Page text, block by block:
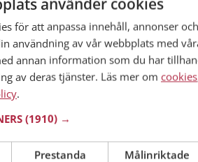
län
år
detaljer om alla singlarna.
för att anpassa innehåll, annonser
användning av vår webbplats med
annan information som du har
av deras tjänster. Läs mer om cookies
.
(1910) →
Prestanda Målinriktade